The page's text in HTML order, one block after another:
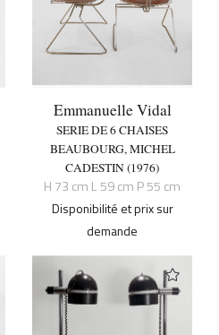
Emmanuelle Vidal
SERIE DE 6 CHAISES
BEAUBOURG, MICHEL
CADESTIN (1976)
H 73 cm L 59 cm P 55 cm
Disponibilité et prix sur
demande